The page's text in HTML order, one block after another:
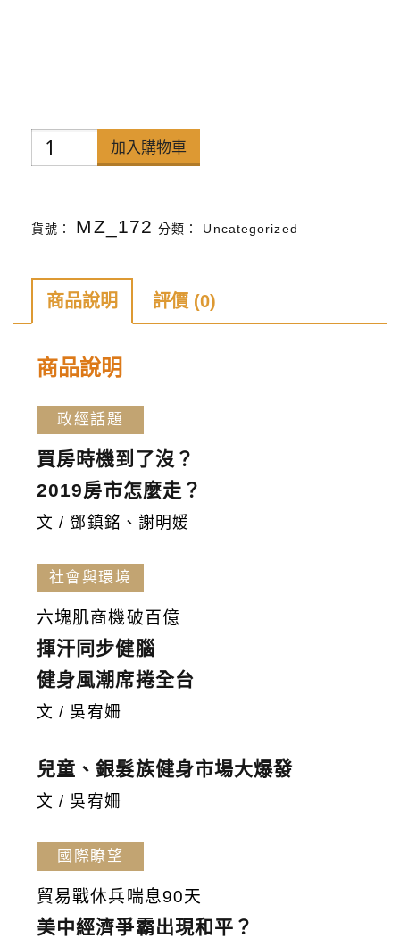
禪
天
雜
第
166
期
加入購物車
貨號： MZ_172 分類： Uncategorized
商品說明 評價 (0)
商品說明
政經話題
買房時機到了沒？
2019房市怎麼走？
文 / 鄧鎮銘、謝明媛
社會與環境
六塊肌商機破百億
揮汗同步健腦
健身風潮席捲全台
文 / 吳宥姍
兒童、銀髮族健身市場大爆發
文 / 吳宥姍
國際瞭望
貿易戰休兵喘息90天
美中經濟爭霸出現和平？